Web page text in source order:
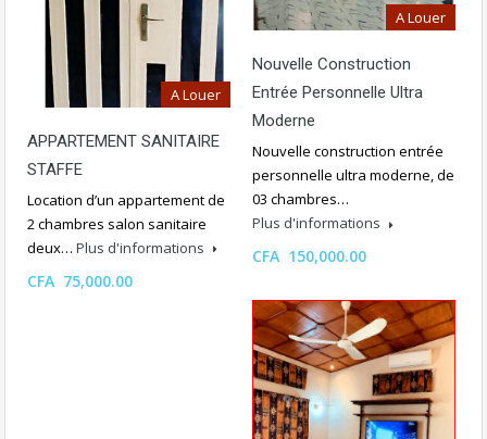
A Louer
APPARTEMENT SANITAIRE
STAFFE
Location d’un appartement de
2 chambres salon sanitaire
deux… Plus d'informations
CFA 75,000.00
A Louer
Nouvelle Construction
Entrée Personnelle Ultra
Moderne
Nouvelle construction entrée
personnelle ultra moderne, de
03 chambres…
Plus d'informations
CFA 150,000.00